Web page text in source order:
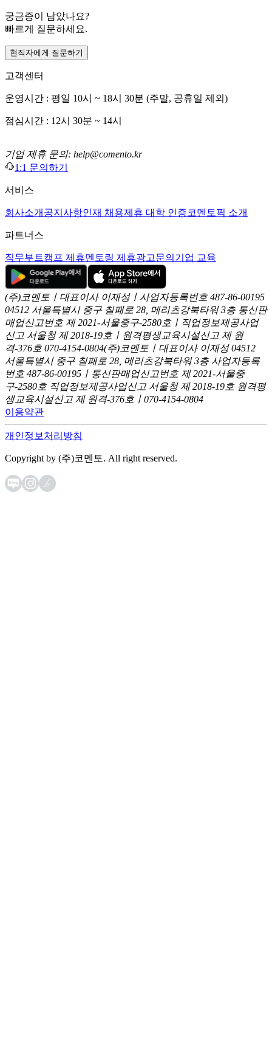
궁금증이 남았나요?
빠르게 질문하세요.
현직자에게 질문하기
고객센터
운영시간 : 평일 10시 ~ 18시 30분 (주말, 공휴일 제외)
점심시간 : 12시 30분 ~ 14시
기업 제휴 문의: help@comento.kr
1:1 문의하기
서비스
회사소개 공지사항인재 채용제휴 대학 인증코멘토픽 소개
파트너스
직무부트캠프 제휴멘토링 제휴광고문의 기업 교육
(주)코멘토ㅣ대표이사 이재성ㅣ사업자등록번호 487-86-00195
04512 서울특별시 중구 칠패로 28, 메리츠강북타워 3층 통신판
매업신고번호 제 2021-서울중구-2580호ㅣ직업정보제공사업
신고 서울청 제 2018-19호ㅣ원격평생교육시설신고 제 원
격-376호 070-4154-0804(주)코멘토ㅣ대표이사 이재성 04512
서울특별시 중구 칠패로 28, 메리츠강북타워 3층 사업자등록
번호 487-86-00195ㅣ통신판매업신고번호 제 2021-서울중
구-2580호 직업정보제공사업신고 서울청 제 2018-19호 원격평
생교육시설신고 제 원격-376호ㅣ070-4154-0804
이용약관
개인정보처리방침
Copyright by (주)코멘토. All right reserved.